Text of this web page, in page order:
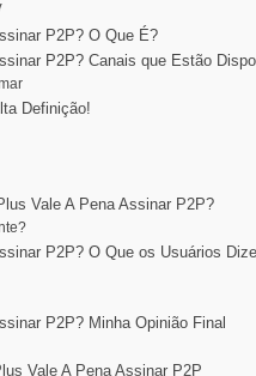
P2P? O Que É?
P2P? Canais que Estão
Definição!
Vale A Pena Assinar P2P?
P2P? O Que os Usuários
P2P? Minha Opinião Final
Vale A Pena Assinar P2P